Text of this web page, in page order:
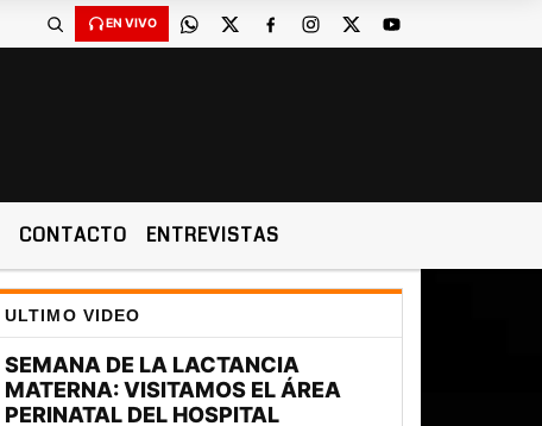
EN VIVO
CONTACTO ENTREVISTAS
ULTIMO VIDEO